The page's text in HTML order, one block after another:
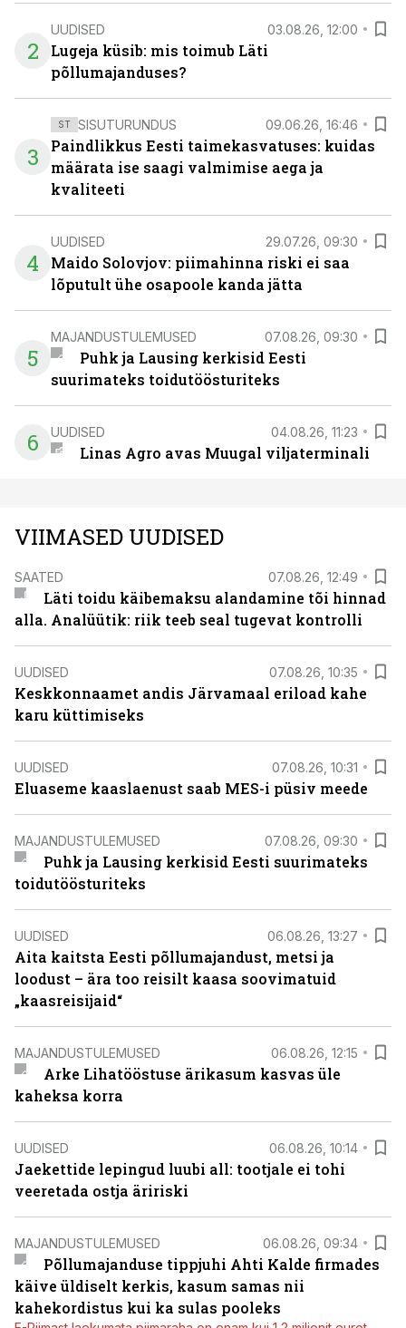
2
UUDISED 03.08.26, 12:00
Lugeja küsib: mis toimub Läti
põllumajanduses?
3
ST SISUTURUNDUS 09.06.26, 16:46
Paindlikkus Eesti taimekasvatuses: kuidas
määrata ise saagi valmimise aega ja
kvaliteeti
4
UUDISED 29.07.26, 09:30
Maido Solovjov: piimahinna riski ei saa
lõputult ühe osapoole kanda jätta
5
MAJANDUSTULEMUSED 07.08.26, 09:30
Puhk ja Lausing kerkisid Eesti
suurimateks toidutöösturiteks
6 UUDISED 04.08.26, 11:23
Linas Agro avas Muugal viljaterminali
VIIMASED UUDISED
SAATED 07.08.26, 12:49
Läti toidu käibemaksu alandamine tõi hinnad
alla. Analüütik: riik teeb seal tugevat kontrolli
UUDISED 07.08.26, 10:35
Keskkonnaamet andis Järvamaal eriload kahe
karu küttimiseks
UUDISED 07.08.26, 10:31
Eluaseme kaaslaenust saab MES-i püsiv meede
MAJANDUSTULEMUSED 07.08.26, 09:30
Puhk ja Lausing kerkisid Eesti suurimateks
toidutöösturiteks
UUDISED 06.08.26, 13:27
Aita kaitsta Eesti põllumajandust, metsi ja
loodust – ära too reisilt kaasa soovimatuid
„kaasreisijaid“
MAJANDUSTULEMUSED 06.08.26, 12:15
Arke Lihatööstuse ärikasum kasvas üle
kaheksa korra
UUDISED 06.08.26, 10:14
Jaekettide lepingud luubi all: tootjale ei tohi
veeretada ostja äririski
MAJANDUSTULEMUSED 06.08.26, 09:34
Põllumajanduse tippjuhi Ahti Kalde firmades
käive üldiselt kerkis, kasum samas nii
kahekordistus kui ka sulas pooleks